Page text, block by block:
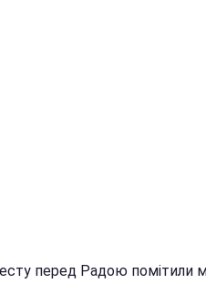
перед Радою помітили